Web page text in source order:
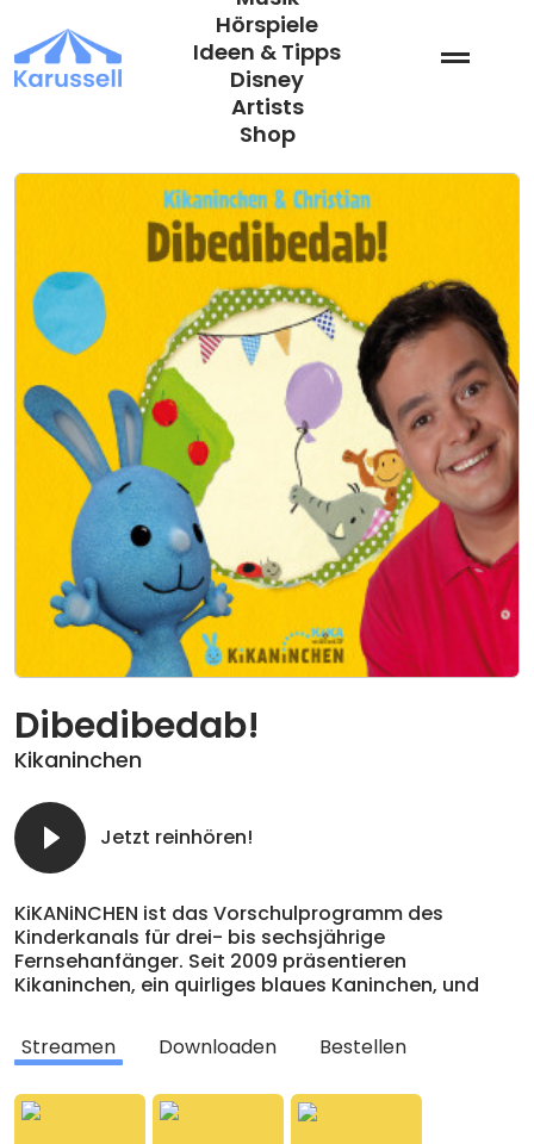
Inhalt
springen
Hörspiele
Ideen & Tipps
Disney
Artists
Shop
Dibedibedab!
Kikaninchen
Jetzt reinhören!
KiKANiNCHEN ist das Vorschulprogramm des
Kinderkanals für drei- bis sechsjährige
Fernsehanfänger. Seit 2009 präsentieren
Kikaninchen, ein quirliges blaues Kaninchen, und
montags- bis freitagsmorgens hochwertige
Kinderserien und entdecken gemeinsam spielend
bezaubernde KiKANiNCHEN-Welt mit ihren
fantasievollen Geschichten und eingängigen
Streamen Downloaden Bestellen